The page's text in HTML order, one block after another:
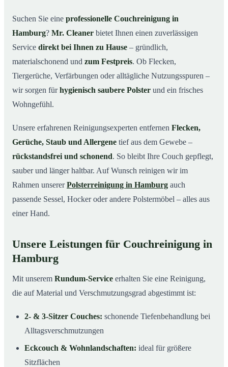
03 Warum Mr. Cleaner in Hamburg?
04So läuft Ihre Couchreinigung in Hamburg ab
05 Couchreinigung in Hamburg & Umgebung
So wird Ihre Couch in Hamburg gründlich gereinigt
Suchen Sie eine professionelle Couchreinigung in
Hamburg? Mr. Cleaner bietet Ihnen einen zuverlässigen
Service direkt bei Ihnen zu Hause – gründlich,
materialschonend und zum Festpreis. Ob Flecken,
Tiergerüche, Verfärbungen oder alltägliche Nutzungsspuren –
wir sorgen fürhygienisch saubere Polster und ein frisches
Wohngefühl.
Unsere erfahrenen Reinigungsexperten entfernen Flecken,
Gerüche, Staub und Allergene tief aus dem Gewebe –
rückstandsfrei und schonend. So bleibt Ihre Couch gepflegt,
sauber und länger haltbar. Auf Wunsch reinigen wir im
Rahmen unsererPolsterreinigung in Hamburg auch
passende Sessel, Hocker oder andere Polstermöbel – alles aus
einer Hand.
Unsere Leistungen für Couchreinigung in
Hamburg
Mit unserem Rundum-Service erhalten Sie eine Reinigung,
die auf Material und Verschmutzungsgrad abgestimmt ist:
2- & 3-Sitzer Couches: schonende Tiefenbehandlung bei
Alltagsverschmutzungen
Eckcouch & Wohnlandschaften: ideal für größere
Sitzflächen